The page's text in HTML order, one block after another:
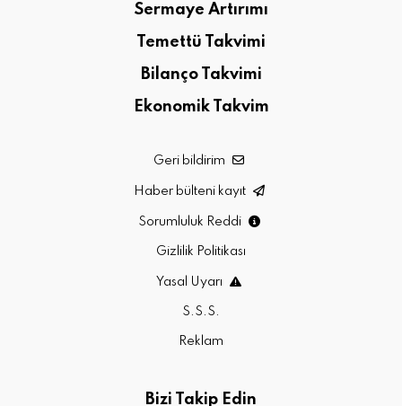
Sermaye Artırımı
Temettü Takvimi
Bilanço Takvimi
Ekonomik Takvim
Geri bildirim
Haber bülteni kayıt
Sorumluluk Reddi
Gizlilik Politikası
Yasal Uyarı
S.S.S.
Reklam
Bizi Takip Edin